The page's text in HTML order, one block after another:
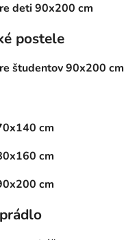
deti 90x200 cm
postele
študentov 90x200 cm
cm
cm
cm